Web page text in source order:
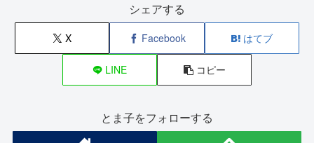
シェアする
X Facebook はてブ
LINE コピー
とま子をフォローする